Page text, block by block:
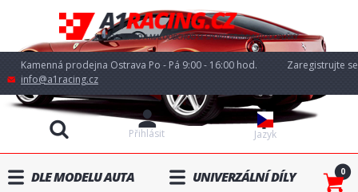
Kamenná prodejna Ostrava Po - Pá 9:00 - 16:00 hod.
info@a1racing.cz
Jazyk
Přihlásit
Zaregistrujte se
DLE MODELU AUTA UNIVERZÁLNÍ DÍLY 0